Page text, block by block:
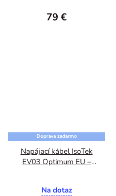
79 €
Doprava zadarmo
Napájací kábel IsoTek
EV03 Optimum EU –
Na dotaz